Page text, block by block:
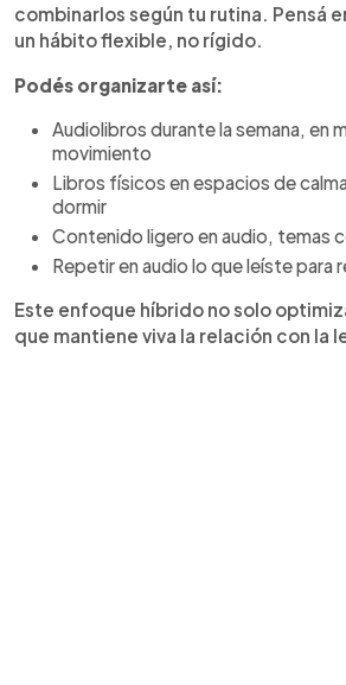
combinarlos según tu rutina. Pensá
un hábito flexible, no rígido.
Podés organizarte así:
Audiolibros durante la semana, en
movimiento
Libros físicos en espacios de
dormir
Contenido ligero en audio, temas
Repetir en audio lo que leíste para
Este enfoque híbrido no solo
que mantiene viva la relación con la